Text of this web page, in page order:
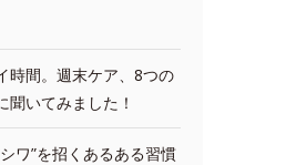
時間。週末ケア、8つの
聞いてみました！
ワ”を招くあるある習慣